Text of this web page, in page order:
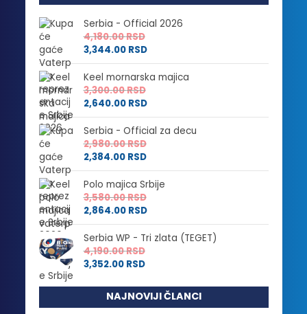
Serbia - Official 2026
4,180.00RSD
3,344.00 RSD
Keel mornarska majica
3,300.00RSD
2,640.00 RSD
Serbia - Official za decu
2,980.00RSD
2,384.00 RSD
Polo majica Srbije
3,580.00RSD
2,864.00 RSD
Serbia WP - Tri zlata (TEGET)
4,190.00RSD
3,352.00 RSD
NAJNOVIJI ČLANCI